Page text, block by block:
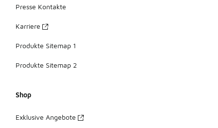
Presse Kontakte
Karriere
Produkte Sitemap 1
Produkte Sitemap 2
Shop
Exklusive Angebote